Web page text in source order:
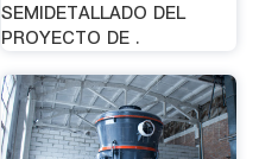
SEMIDETALLADO DEL
PROYECTO DE .